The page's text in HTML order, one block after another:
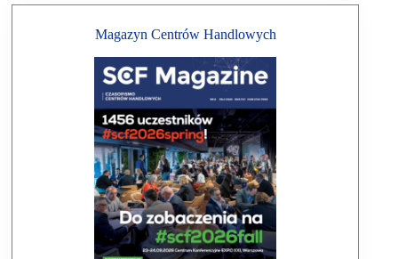
Magazyn Centrów Handlowych